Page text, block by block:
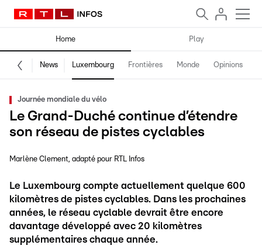
Home Play
News Luxembourg Frontières Monde Opinions
Journée mondiale du vélo
Le Grand-Duché continue d’étendre
son réseau de pistes cyclables
Marlène Clement adapté pour RTL Infos
Le Luxembourg compte actuellement quelque 600
kilomètres de pistes cyclables. Dans les prochaines
années, le réseau cyclable devrait être encore
davantage développé avec 20 kilomètres
supplémentaires chaque année.